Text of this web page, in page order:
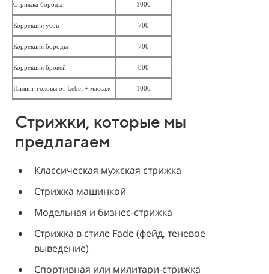
Стрижка бороды 1000
Коррекция усов 700
Коррекция бороды 700
Коррекция бровей 800
Пилинг головы от Lebel + массаж 1000
Стрижки, которые мы
предлагаем
Классическая мужская стрижка
Стрижка машинкой
Модельная и бизнес-стрижка
Стрижка в стиле Fade (фейд, теневое
выведение)
Спортивная или милитари-стрижка